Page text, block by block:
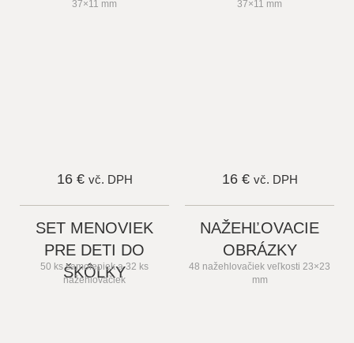
37×11 mm
16 € vč. DPH
37×11 mm
16 € vč. DPH
SET MENOVIEK
PRE DETI DO
ŠKÔLKY
50 ks samolepiek a 32 ks
nažehlovačiek
NAŽEHĽOVACIE
OBRÁZKY
48 nažehlovačiek veľkosti 23×23
mm